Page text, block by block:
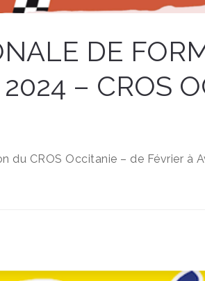
DE
– CROS
du CROS Occitanie – de Février à